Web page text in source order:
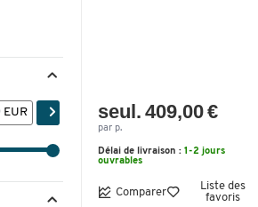
EUR seul. 409,00 €
par p.
Délai de livraison : 1-2 jours
ouvrables
Comparer
Liste des
favoris